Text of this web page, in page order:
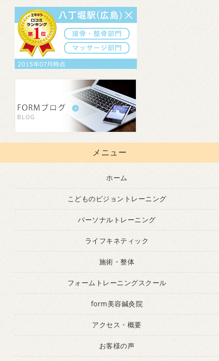
メニュー
ホーム
こどものビジョントレーニング
パーソナルトレーニング
ライフキネティック
施術・整体
フォームトレーニングスクール
form美容鍼灸院
アクセス・概要
お客様の声